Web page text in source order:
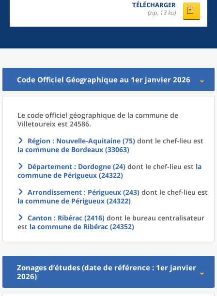
TÉLÉCHARGER
(zip, 13 ko)
Code Officiel Géographique au 1er janvier 2026
Le code officiel géographique de la commune de
Villetoureix est 24586.
Région : Nouvelle-Aquitaine (75) dont le chef-lieu est
la commune de Bordeaux (33063)
Département : Dordogne (24) dont le chef-lieu est la
commune de Périgueux (24322)
Arrondissement : Périgueux (243) dont le chef-lieu est
la commune de Périgueux (24322)
Canton : Ribérac (2416) dont le bureau centralisateur
est la commune de Ribérac (24352)
Zonages d’études (date de référence : 1er janvier
2026)